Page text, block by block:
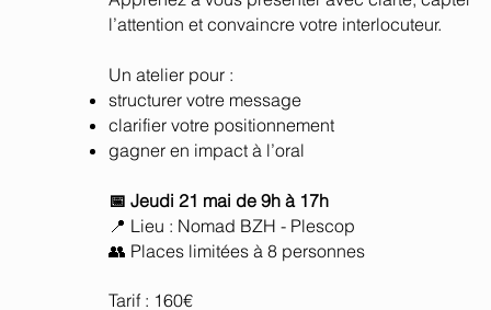
l’attention et convaincre votre interlocuteur.
Un atelier pour :
structurer votre message
clarifier votre positionnement
gagner en impact à l’oral
📅 Jeudi 21 mai de 9h à 17h
📍 Lieu : Nomad BZH - Plescop
👥 Places limitées à 8 personnes
Tarif : 160€